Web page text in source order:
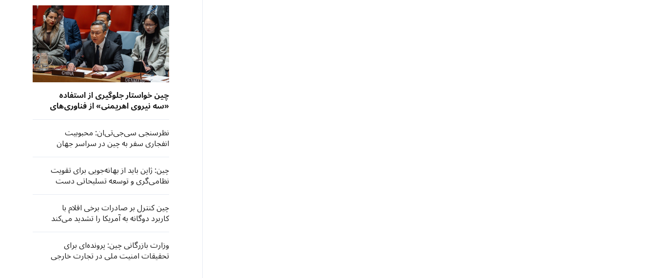
چین خواستار جلوگیری از استفاده
«سه نیروی اهریمنی» از فناوری‌های
نوین شد
نظرسنجی سی‌جی‌تی‌ان: محبوبیت
انفجاری سفر به چین در سراسر جهان
چین: ژاپن باید از بهانه‌جویی برای تقویت
نظامی‌گری و توسعه تسلیحاتی دست
بردارد
چین کنترل بر صادرات برخی اقلام با
کاربرد دوگانه به آمریکا را تشدید می‌کند
وزارت بازرگانی چین: پرونده‌ای برای
تحقیقات امنیت ملی در تجارت خارجی